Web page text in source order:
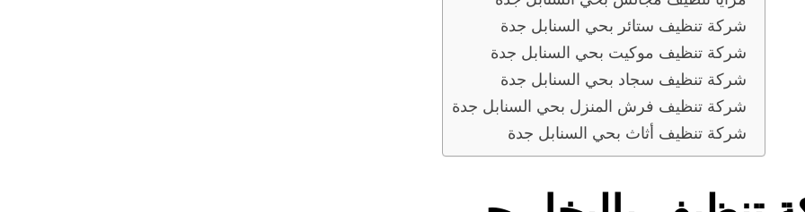
شركة تنظيف ستائر بحي السنابل جدة
شركة تنظيف موكيت بحي السنابل جدة
شركة تنظيف سجاد بحي السنابل جدة
شركة تنظيف فرش المنزل بحي السنابل جدة
شركة تنظيف أثاث بحي السنابل جدة